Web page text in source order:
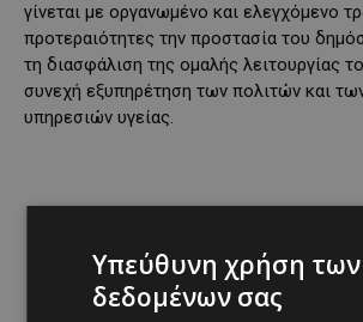
γίνεται με οργανωμένο και ελεγχόμενο
προτεραιότητες την προστασία του
τη διασφάλιση της ομαλής λειτουργίας
συνεχή εξυπηρέτηση των πολιτών και
υπηρεσιών υγείας.
Υπεύθυνη χρήση των
δεδομένων σας